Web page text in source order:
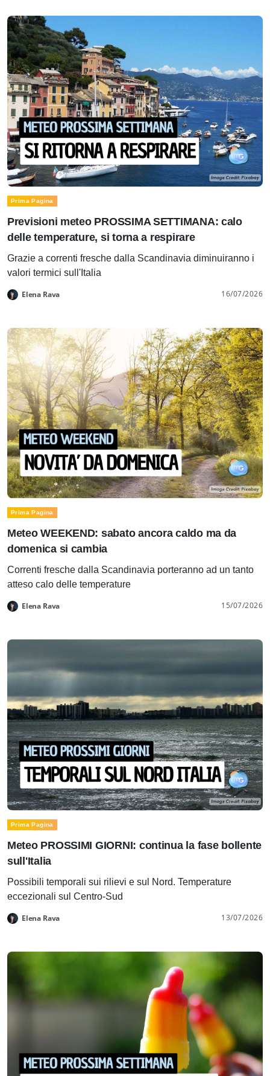
Prima Pagina
Previsioni meteo PROSSIMA SETTIMANA: calo
delle temperature, si torna a respirare
Grazie a correnti fresche dalla Scandinavia diminuiranno i
valori termici sull'Italia
Elena Rava 16/07/2026
Prima Pagina
Meteo WEEKEND: sabato ancora caldo ma da
domenica si cambia
Correnti fresche dalla Scandinavia porteranno ad un tanto
atteso calo delle temperature
Elena Rava 15/07/2026
Prima Pagina
Meteo PROSSIMI GIORNI: continua la fase bollente
sull'Italia
Possibili temporali sui rilievi e sul Nord. Temperature
eccezionali sul Centro-Sud
Elena Rava 13/07/2026